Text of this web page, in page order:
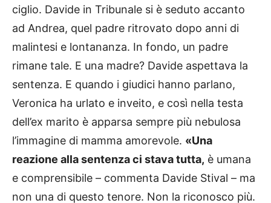
ciglio. Davide in Tribunale si è seduto accanto
ad Andrea, quel padre ritrovato dopo anni di
malintesi e lontananza. In fondo, un padre
rimane tale. E una madre? Davide aspettava la
sentenza. E quando i giudici hanno parlano,
Veronica ha urlato e inveito, e così nella testa
dell’ex marito è apparsa sempre più nebulosa
l’immagine di mamma amorevole. «Una
reazione alla sentenza ci stava tutta, è umana
e comprensibile – commenta Davide Stival – ma
non una di questo tenore. Non la riconosco più.